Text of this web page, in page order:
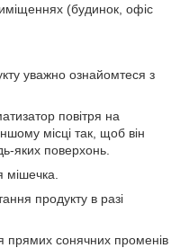
(будинок, офіс
уважно ознайомтеся з
повітря на
місці так, щоб він
яких поверхонь.
продукту в разі
прямих сонячних променів